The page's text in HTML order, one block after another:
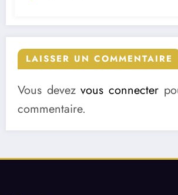
LAISSER UN COMMENTAIRE
Vous devezvous connecter
commentaire.